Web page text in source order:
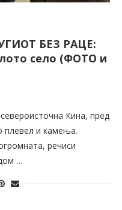
БЕЗ РАЦЕ:
село (ФОТО и
Кина, пред
плевел и камења.
речиси
…